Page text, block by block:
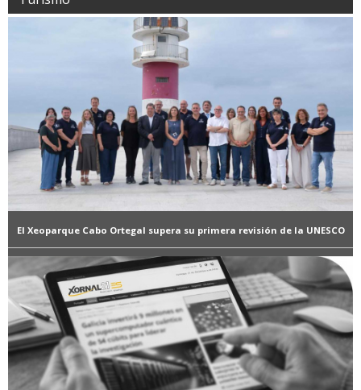
El Xeoparque Cabo Ortegal supera su primera revisión de la UNESCO